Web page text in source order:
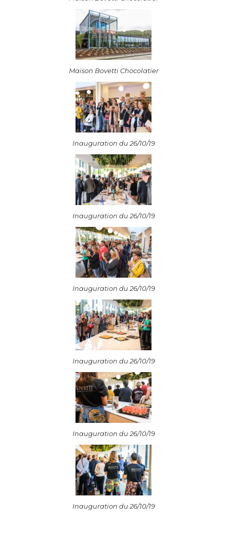
Maison Bovetti Chocolatier
Inauguration du 26/10/19
Inauguration du 26/10/19
Inauguration du 26/10/19
Inauguration du 26/10/19
Inauguration du 26/10/19
Inauguration du 26/10/19